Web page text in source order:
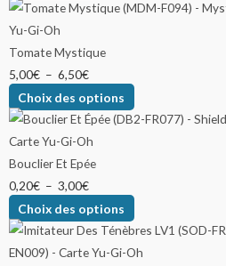
Tomate Mystique
5,00€ – 6,50€
Choix des options
Bouclier Et Epée
0,20€ – 3,00€
Choix des options